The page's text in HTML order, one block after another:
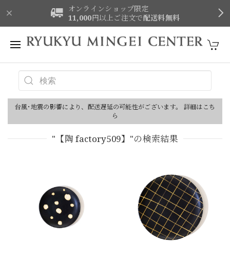
オンラインショップ限定
11,000円以上ご注文で配送料無料
台風･地震の影響により、配送遅延の可能性がございます。 詳細はこち
ら
"【陶 factory509】"の検索結果